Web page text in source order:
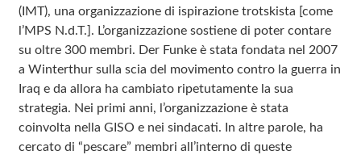
(IMT), una organizzazione di ispirazione trotskista [come
l’MPS N.d.T.]. L’organizzazione sostiene di poter contare
su oltre 300 membri. Der Funke è stata fondata nel 2007
a Winterthur sulla scia del movimento contro la guerra in
Iraq e da allora ha cambiato ripetutamente la sua
strategia. Nei primi anni, l’organizzazione è stata
coinvolta nella GISO e nei sindacati. In altre parole, ha
cercato di “pescare” membri all’interno di queste